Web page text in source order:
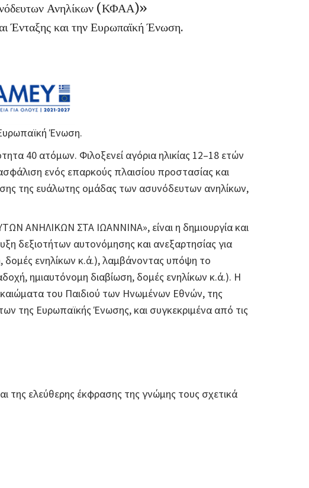
Ανηλίκων (ΚΦΑΑ)»
Ένταξης και την Ευρωπαϊκή Ένωση.
Ένωση.
40 ατόμων. Φιλοξενεί αγόρια ηλικίας 12–18 ετών
ενός επαρκούς πλαισίου προστασίας και
της ευάλωτης ομάδας των ασυνόδευτων ανηλίκων,
ΑΝΗΛΙΚΩΝ ΣΤΑ ΙΩΑΝΝΙΝΑ», είναι η δημιουργία και
δεξιοτήτων αυτονόμησης και ανεξαρτησίας για
δομές ενηλίκων κ.ά.), λαμβάνοντας υπόψη το
ημιαυτόνομη διαβίωση, δομές ενηλίκων κ.ά.). Η
του Παιδιού των Ηνωμένων Εθνών, της
της Ευρωπαϊκής Ένωσης, και συγκεκριμένα από τις
της ελεύθερης έκφρασης της γνώμης τους σχετικά